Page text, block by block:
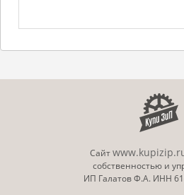
Сайт
собственностью и
ИП Галатов Ф.А. ИНН